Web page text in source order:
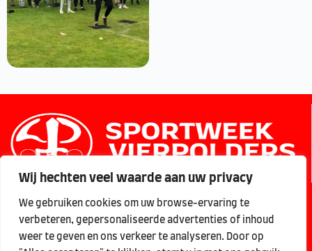
Wij hechten veel waarde aan uw privacy
We gebruiken cookies om uw browse-ervaring te
verbeteren, gepersonaliseerde advertenties of inhoud
weer te geven en ons verkeer te analyseren. Door op
Privacybeleid